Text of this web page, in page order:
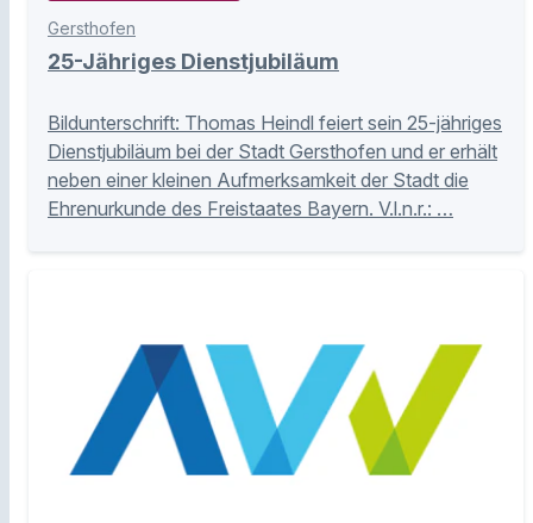
Gersthofen
25-Jähriges Dienstjubiläum
Bildunterschrift: Thomas Heindl feiert sein 25-jähriges
Dienstjubiläum bei der Stadt Gersthofen und er erhält
neben einer kleinen Aufmerksamkeit der Stadt die
Ehrenurkunde des Freistaates Bayern. V.l.n.r.: …